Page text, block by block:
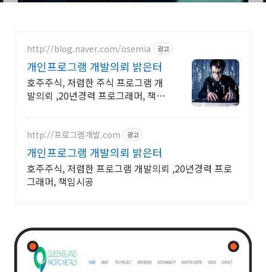
http://blog.naver.com/osemia 광고
개인프로그램 개발의뢰 밝은터
호주주식, 저렴한 주식 프로그램 개
발의뢰 ,20년경력 프로그래머, 책임
http://프로그램개발.com 광고
개인프로그램 개발의뢰 밝은터
호주주식, 저렴한 프로그램 개발의뢰 ,20년경력 프로
그래머, 책임시공